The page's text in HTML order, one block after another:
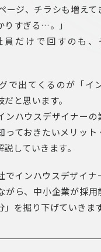
ージ、チラシも増え
りすぎる…。」
員だけで回すのも
で出てくるのが「イ
と思います。
ンハウスデザイナーの
っておきたいメリット
していきます。
でインハウスデザイナ
がら、中小企業が採用
を掘り下げていきます